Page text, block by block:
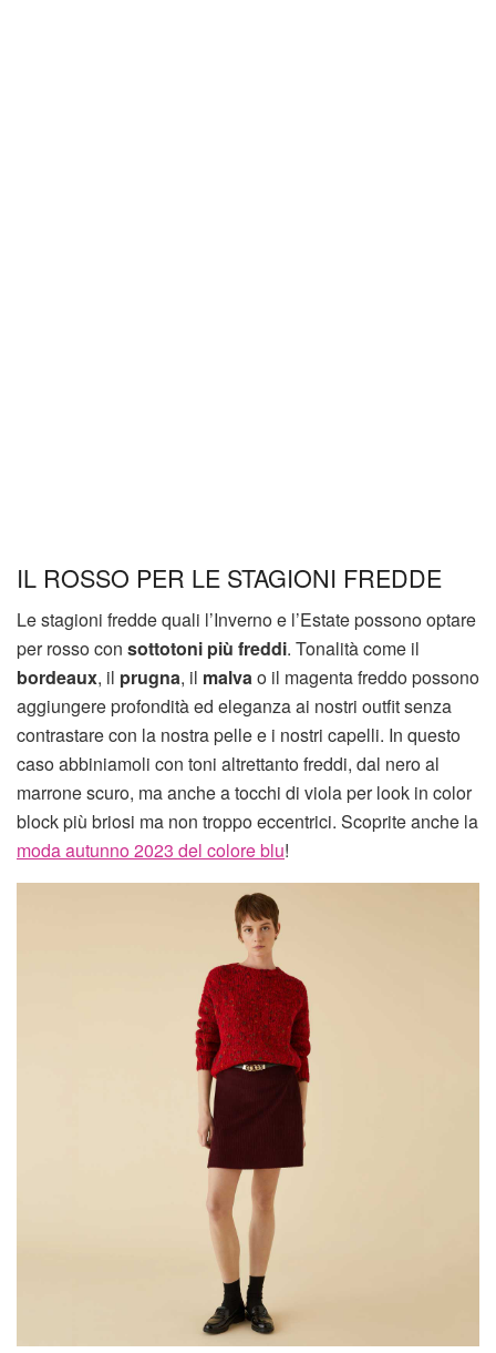
IL ROSSO PER LE STAGIONI FREDDE
Le stagioni fredde quali l’Inverno e l’Estate possono optare
per rosso con sottotoni più freddi. Tonalità come il
bordeaux, il prugna, il malvao il magenta freddo possono
aggiungere profondità ed eleganza ai nostri outfit senza
contrastare con la nostra pelle e i nostri capelli. In questo
caso abbiniamoli con toni altrettanto freddi, dal nero al
marrone scuro, ma anche a tocchi di viola per look in color
block più briosi ma non troppo eccentrici. Scoprite anche la
moda autunno 2023 del colore blu!